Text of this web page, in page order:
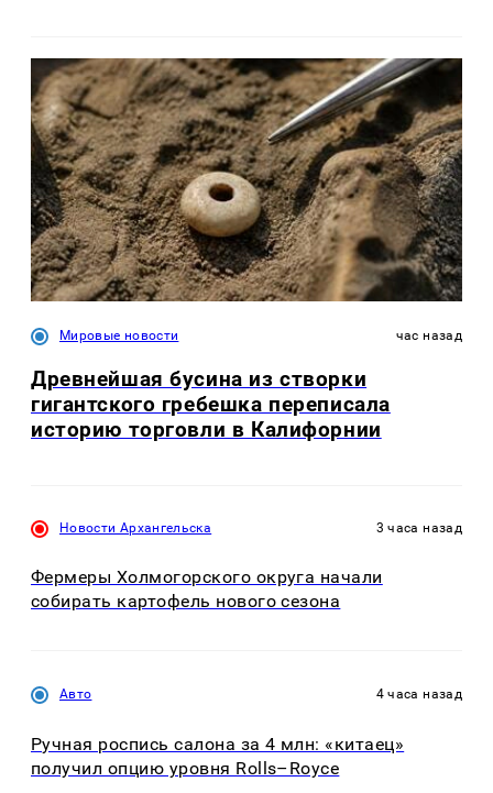
Мировые новости час назад
Древнейшая бусина из створки
гигантского гребешка переписала
историю торговли в Калифорнии
Новости Архангельска 3 часа назад
Фермеры Холмогорского округа начали
собирать картофель нового сезона
Авто 4 часа назад
Ручная роспись салона за 4 млн: «китаец»
получил опцию уровня Rolls–Royce